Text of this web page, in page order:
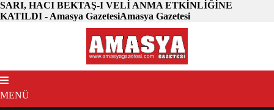
SARI, HACI BEKTAŞ-I VELİ ANMA ETKİNLİĞİNE
KATILDI - Amasya GazetesiAmasya Gazetesi
MENÜ